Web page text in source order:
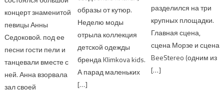
концерт знаменитой
певицы Анны
Седоковой. под ее
песни гости пели и
танцевали вместе с
ней. Анна взорвала
зал своей
образы от кутюр.
Неделю моды
отрыла коллекция
детской одежды
бренда Klimkova kids.
А парад маленьких
[…]
разделился на три
крупных площадки.
Главная сцена,
сцена Морзе и сцена
BeeStereo (одним из
[…]